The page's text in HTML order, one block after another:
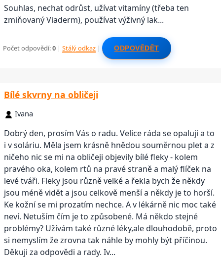
Souhlas, nechat odrůst, užívat vitamíny (třeba ten
zmiňovaný Viaderm), používat výživný lak...
Počet odpovědí:0 |Stálý odkaz | ODPOVĚDĚT
Bílé skvrny na obličeji
Ivana
Dobrý den, prosím Vás o radu. Velice ráda se opaluji a to
i v soláriu. Měla jsem krásně hnědou souměrnou plet a z
ničeho nic se mi na obličeji objevily bílé fleky - kolem
pravého oka, kolem rtů na pravé straně a malý flíček na
levé tváři. Fleky jsou různě velké a řekla bych že někdy
jsou méně vidět a jsou celkově menší a někdy je to horší.
Ke kožní se mi prozatím nechce. A v lékárně nic moc také
neví. Netuším čím je to způsobené. Má někdo stejné
problémy? Užívám také různé léky,ale dlouhodobě, proto
si nemyslím že zrovna tak náhle by mohly být příčinou.
Děkuji za odpovědi a rady. Iv...